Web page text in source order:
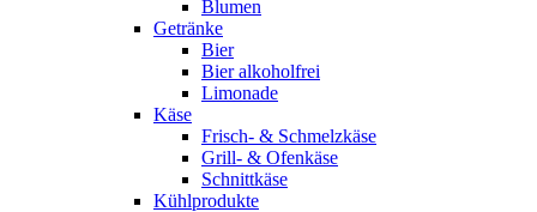
Blumen
Getränke
Bier
Bier alkoholfrei
Limonade
Käse
Frisch- & Schmelzkäse
Grill- & Ofenkäse
Schnittkäse
Kühlprodukte